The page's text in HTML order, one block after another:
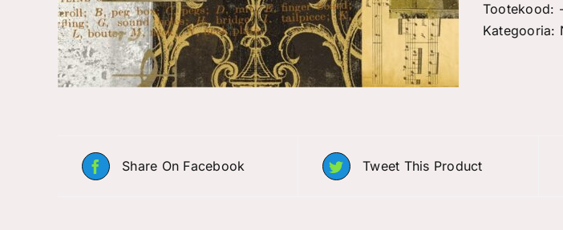
Tootekood:
Kategooria:
Share On Facebook Tweet This Product